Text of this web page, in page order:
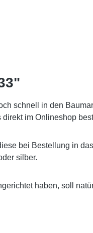
schnell in den
im Onlineshop
bei Bestellung in
silber.
haben, soll